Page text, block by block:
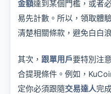
金額達到某個門檻，或者
易先計數。所以，領取體
清楚相關條款，避免白白
其次， 跟單用戶要特別注
合提現條件。例如，
定你必須跟隨交易達人完